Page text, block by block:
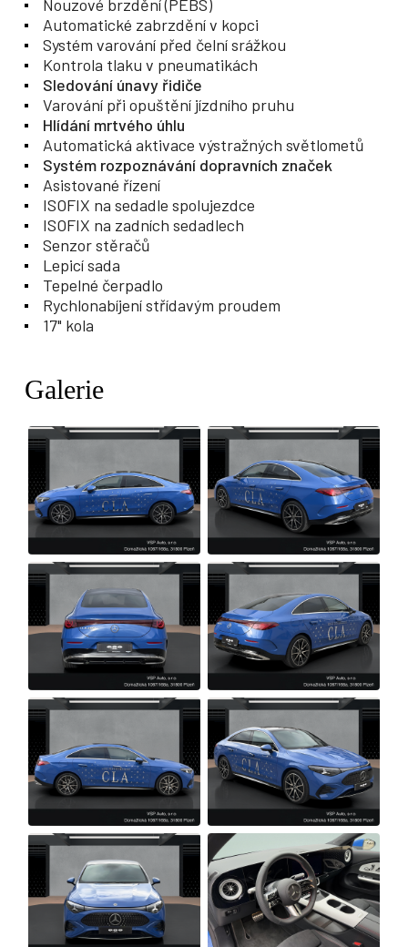
Nouzové brzdění (PEBS)
Automatické zabrzdění v kopci
Systém varování před čelní srážkou
Kontrola tlaku v pneumatikách
Sledování únavy řidiče
Varování při opuštění jízdního pruhu
Hlídání mrtvého úhlu
Automatická aktivace výstražných světlometů
Systém rozpoznávání dopravních značek
Asistované řízení
ISOFIX na sedadle spolujezdce
ISOFIX na zadních sedadlech
Senzor stěračů
Lepicí sada
Tepelné čerpadlo
Rychlonabíjení střídavým proudem
17" kola
Galerie